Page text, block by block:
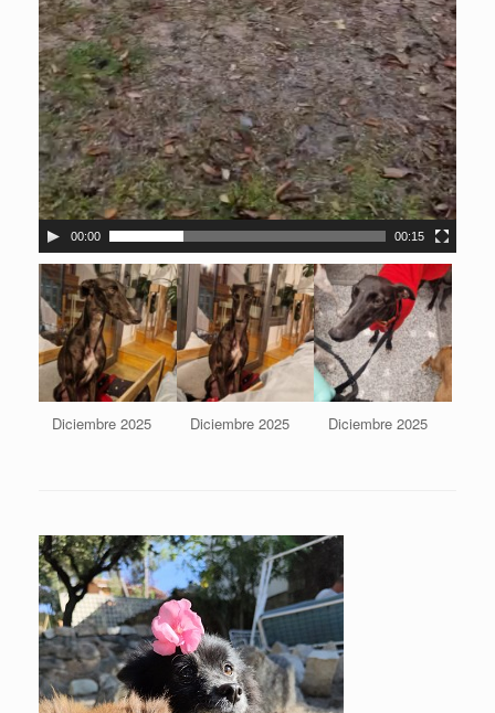
00:00 00:15
Diciembre 2025 Diciembre 2025 Diciembre 2025